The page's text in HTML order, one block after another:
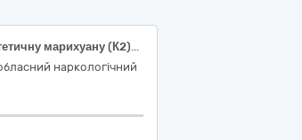
Швидкий тест на синтетичну марихуану (К2)/(К2-50) в сечі, тест-смужка, Швидкий тест на марихуану (ТНС)/(ТНС50) в сечі, тест-смужка, Швидкий тест на амфетамін (AMP)/(AMP1000)/(AMP300)/(AMP500) в сечі, тест-смужка, Швидкий тест на барбітурати (BAR)/(BAR200)/(BAR300) в сечі, тест-смужка, Швидкий тест на бупренорфін (BUP)/(BUP10) в сечі, тест-смужка, Швидкий тест на метадон (MTD)/(MTD300) в сечі, тест-смужка, Швидкий тест на екстазі (MDMA)/(MDMA500) в сечі, тест-смужка, Швидкий тест на опіат (OPI) в сечі, тест-смужка, Тести швидкі на наркотичні речовини: метод аналізу: ІХА, матеріал дослідження: сеча, формат тесту: тест-смужка, призначення: Етил-β-D-глюкуронід (ETG), чутливість: 97.6–100%, специфічність: 99.4–100%,Швидкий тест на налбуфін (NBP), тест-смужка , Швидкий тест на бензодіазепін (BZO)
наркологічний